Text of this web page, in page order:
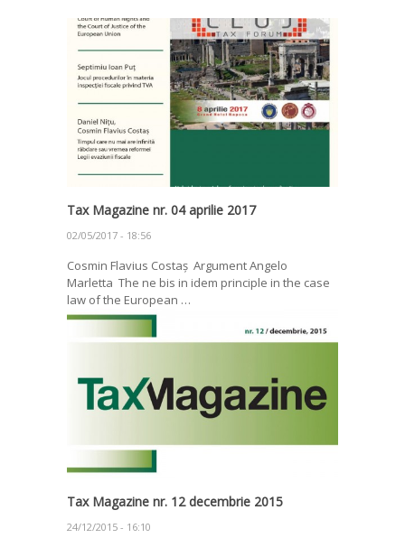
Tax Magazine nr. 04 aprilie 2017
02/05/2017 - 18:56
Cosmin Flavius Costaș Argument Angelo
Marletta The ne bis in idem principle in the case
law of the European …
Tax Magazine nr. 12 decembrie 2015
24/12/2015 - 16:10